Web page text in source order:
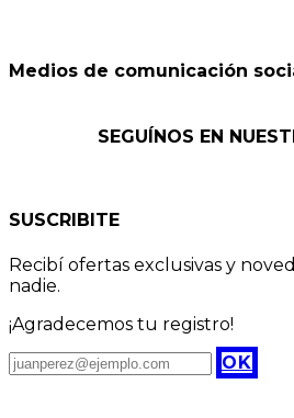
Medios de comunicación
SEGUÍNOS EN
SUSCRIBITE
Recibí ofertas exclusivas y
nadie.
¡Agradecemos tu registro!
OK